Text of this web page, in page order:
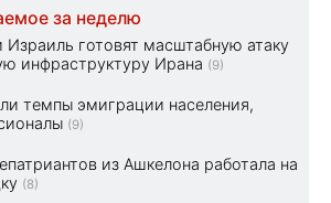
за неделю
готовят масштабную атаку
инфраструктуру Ирана (9)
темпы эмиграции населения,
(9)
из Ашкелона работала на
(8)